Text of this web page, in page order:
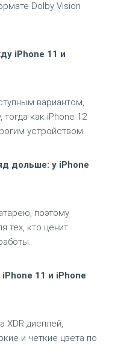
Dolby Vision
iPhone 11 и
вариантом,
тогда как iPhone 12
устройством.
дольше: у iPhone
поэтому
тех, кто ценит
11 и iPhone
XDR дисплей,
и четкие цвета по